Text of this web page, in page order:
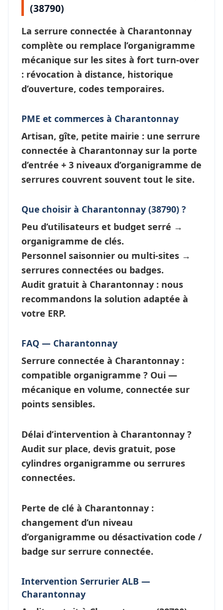
(38790)
La serrure connectée à Charantonnay
complète ou remplace l’organigramme
mécanique sur les sites à fort turn-over
: révocation à distance, historique
d’ouverture, codes temporaires.
PME et commerces à Charantonnay
Artisan, gîte, petite mairie : une serrure
connectée à Charantonnay sur la porte
d’entrée + 3 niveaux d’organigramme de
serrures couvrent souvent tout le site.
Que choisir à Charantonnay (38790) ?
Peu d’utilisateurs et budget serré →
organigramme de clés.
Personnel saisonnier ou multi-sites →
serrures connectées ou badges.
Audit gratuit à Charantonnay : nous
recommandons la solution adaptée à
votre ERP.
FAQ — Charantonnay
Serrure connectée à Charantonnay :
compatible organigramme ? Oui —
mécanique en volume, connectée sur
points sensibles.
Délai d’intervention à Charantonnay ?
Audit sur place, devis gratuit, pose
cylindres organigramme ou serrures
connectées.
Perte de clé à Charantonnay :
changement d’un niveau
d’organigramme ou désactivation code /
badge sur serrure connectée.
Intervention Serrurier ALB —
Charantonnay